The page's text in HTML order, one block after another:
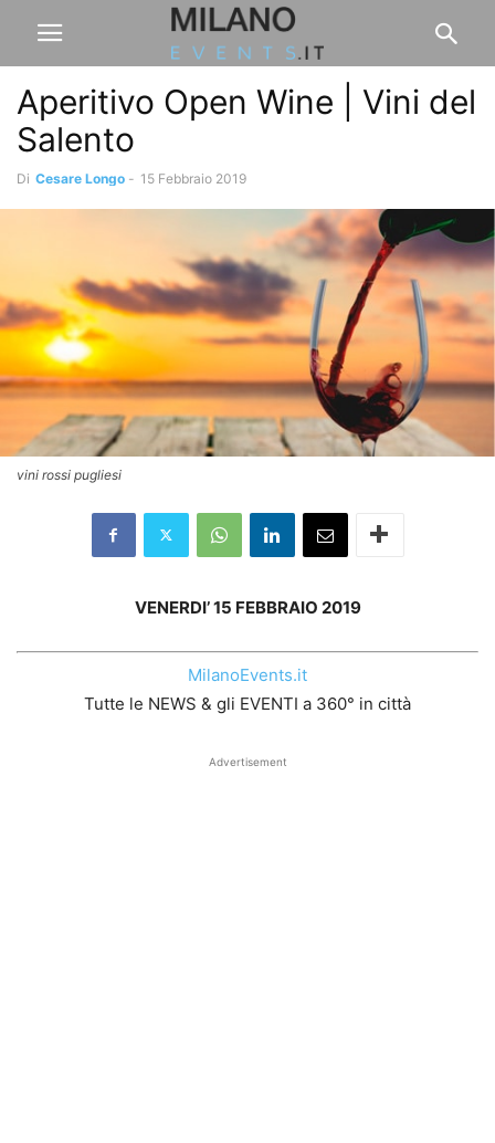
Aperitivo Open Wine | Vini del
Salento
Di Cesare Longo - 15 Febbraio 2019
vini rossi pugliesi
VENERDI’ 15 FEBBRAIO 2019
MilanoEvents.it
Tutte le NEWS & gli EVENTI a 360° in città
Advertisement